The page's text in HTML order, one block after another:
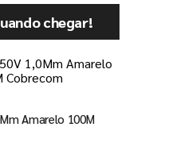
chegar!
Amarelo 100M